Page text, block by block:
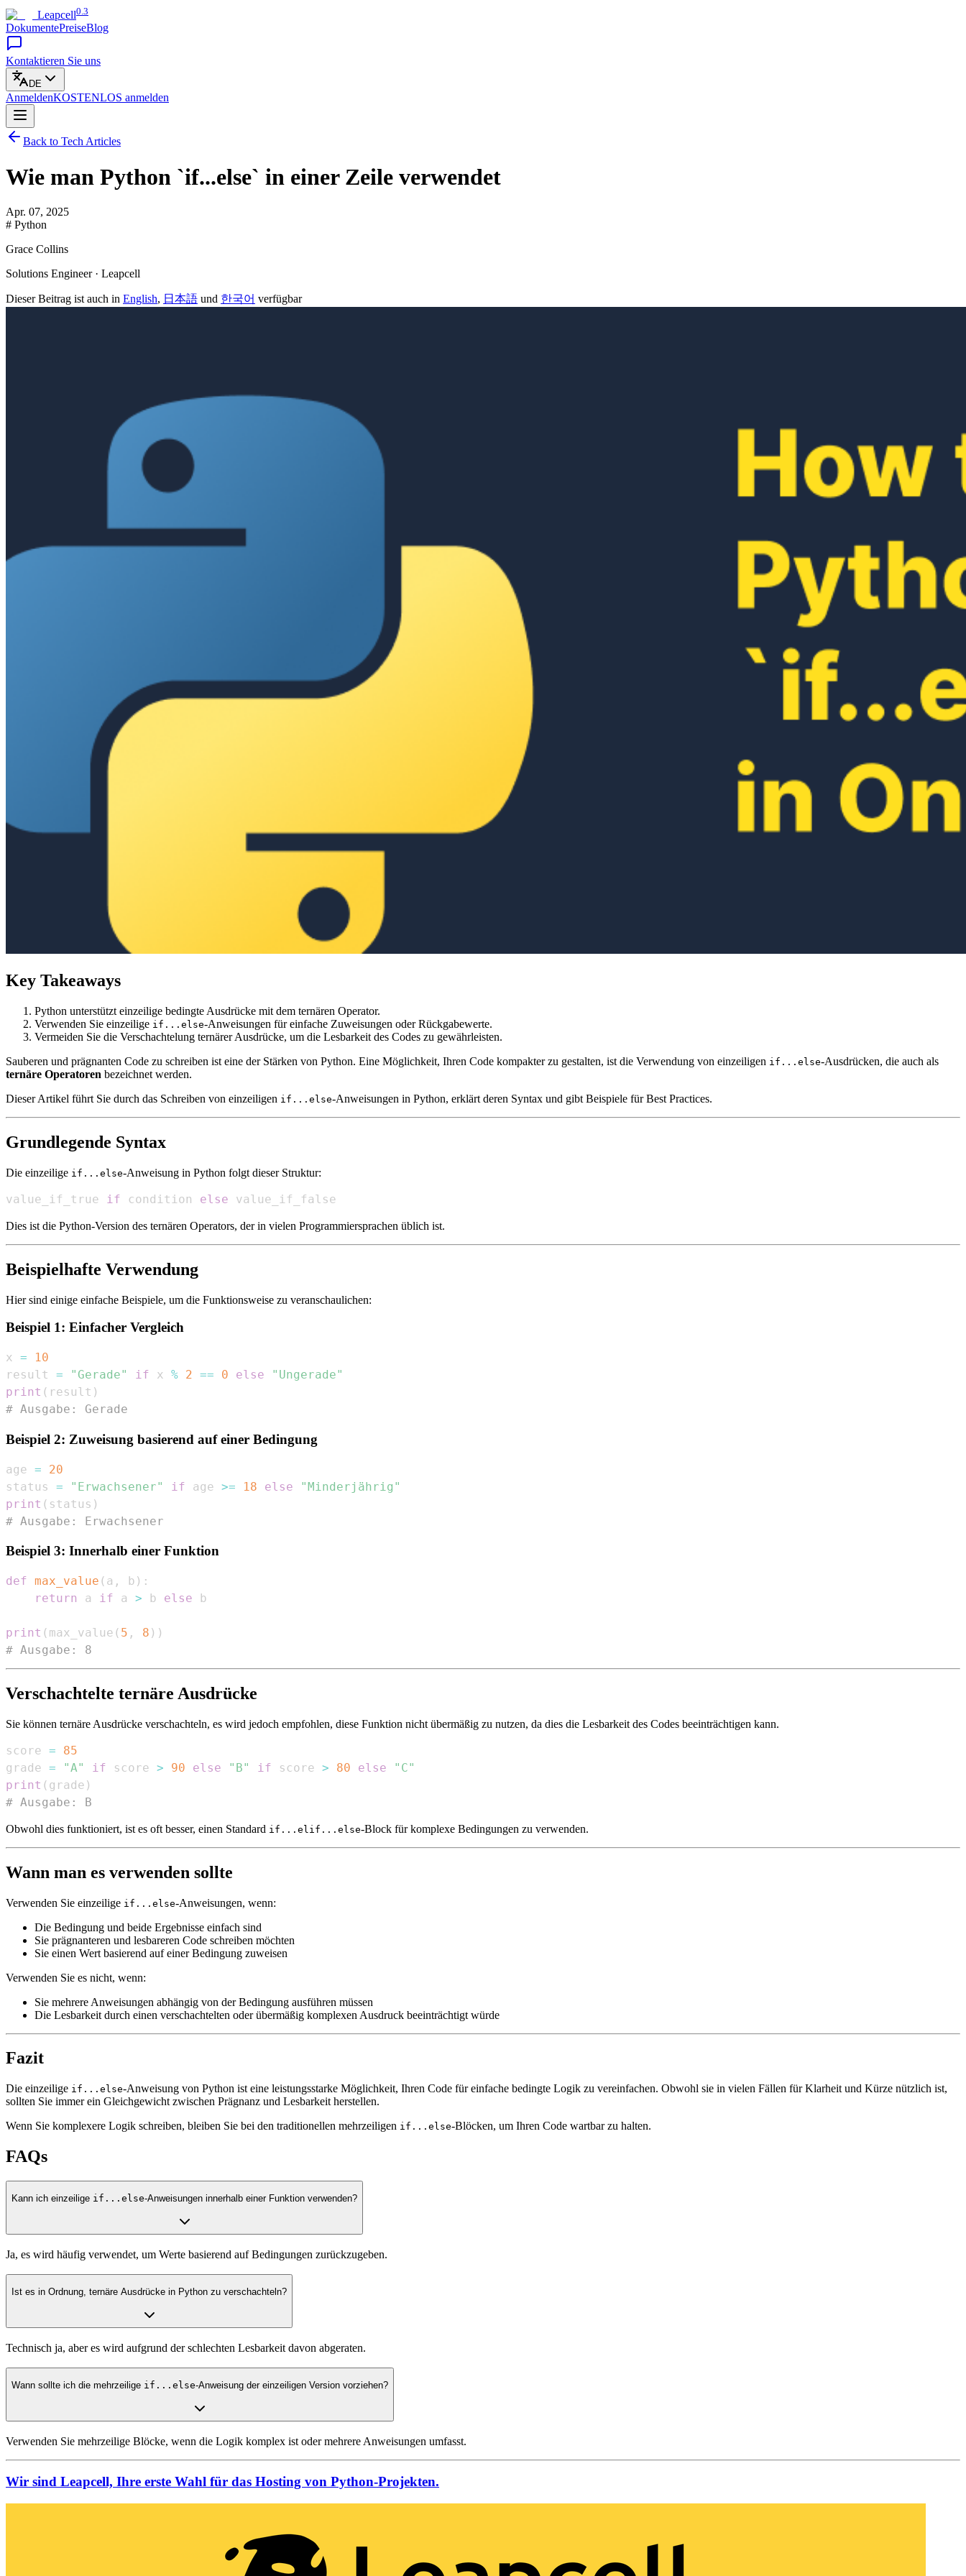
Leapcell0.3
DokumentePreiseBlog
Kontaktieren Sie uns
DE
AnmeldenKOSTENLOS anmelden
Back to Tech Articles
Wie man Python `if...else` in einer Zeile verwendet
Apr. 07, 2025
# Python
Grace Collins
Solutions Engineer · Leapcell
Dieser Beitrag ist auch in English, 日本語 und 한국어 verfügbar
Key Takeaways
Python unterstützt einzeilige bedingte Ausdrücke mit dem ternären Operator.
Verwenden Sie einzeilige if...else-Anweisungen für einfache Zuweisungen oder Rückgabewerte.
Vermeiden Sie die Verschachtelung ternärer Ausdrücke, um die Lesbarkeit des Codes zu gewährleisten.
Sauberen und prägnanten Code zu schreiben ist eine der Stärken von Python. Eine Möglichkeit, Ihren Code kompakter zu gestalten, ist die Verwendung von einzeiligen if...else-Ausdrücken, die auch als
ternäre Operatoren bezeichnet werden.
Dieser Artikel führt Sie durch das Schreiben von einzeiligen if...else-Anweisungen in Python, erklärt deren Syntax und gibt Beispiele für Best Practices.
Grundlegende Syntax
Die einzeilige if...else-Anweisung in Python folgt dieser Struktur:
value_if_true if condition else value_if_false
Dies ist die Python-Version des ternären Operators, der in vielen Programmiersprachen üblich ist.
Beispielhafte Verwendung
Hier sind einige einfache Beispiele, um die Funktionsweise zu veranschaulichen:
Beispiel 1: Einfacher Vergleich
x =
10
result = "Gerade" if x % 2 == 0 else
"Ungerade"
print ( result )
# Ausgabe: Gerade
Beispiel 2: Zuweisung basierend auf einer Bedingung
age =
20
status = "Erwachsener" if age >= 18 else
"Minderjährig"
print ( status )
# Ausgabe: Erwachsener
Beispiel 3: Innerhalb einer Funktion
def max_value ( a , b ) :
return
a if a > b else
print ( max_value ( 5 , 8 ) )
# Ausgabe: 8
Verschachtelte ternäre Ausdrücke
Sie können ternäre Ausdrücke verschachteln, es wird jedoch empfohlen, diese Funktion nicht übermäßig zu nutzen, da dies die Lesbarkeit des Codes beeinträchtigen kann.
score =
85
grade = "A" if score > 90 else "B" if score > 80 else
"C"
print ( grade )
# Ausgabe: B
Obwohl dies funktioniert, ist es oft besser, einen Standard if...elif...else-Block für komplexe Bedingungen zu verwenden.
Wann man es verwenden sollte
Verwenden Sie einzeilige if...else-Anweisungen, wenn:
Die Bedingung und beide Ergebnisse einfach sind
Sie prägnanteren und lesbareren Code schreiben möchten
Sie einen Wert basierend auf einer Bedingung zuweisen
Verwenden Sie es nicht, wenn:
Sie mehrere Anweisungen abhängig von der Bedingung ausführen müssen
Die Lesbarkeit durch einen verschachtelten oder übermäßig komplexen Ausdruck beeinträchtigt würde
Fazit
Die einzeilige if...else-Anweisung von Python ist eine leistungsstarke Möglichkeit, Ihren Code für einfache bedingte Logik zu vereinfachen. Obwohl sie in vielen Fällen für Klarheit und Kürze nützlich ist,
sollten Sie immer ein Gleichgewicht zwischen Prägnanz und Lesbarkeit herstellen.
Wenn Sie komplexere Logik schreiben, bleiben Sie bei den traditionellen mehrzeiligen if...else-Blöcken, um Ihren Code wartbar zu halten.
FAQs
Kann ich einzeilige if...else-Anweisungen innerhalb einer Funktion verwenden?
Ja, es wird häufig verwendet, um Werte basierend auf Bedingungen zurückzugeben.
Ist es in Ordnung, ternäre Ausdrücke in Python zu verschachteln?
Technisch ja, aber es wird aufgrund der schlechten Lesbarkeit davon abgeraten.
Wann sollte ich die mehrzeilige if...else-Anweisung der einzeiligen Version vorziehen?
Verwenden Sie mehrzeilige Blöcke, wenn die Logik komplex ist oder mehrere Anweisungen umfasst.
Wir sind Leapcell, Ihre erste Wahl für das Hosting von Python-Projekten.